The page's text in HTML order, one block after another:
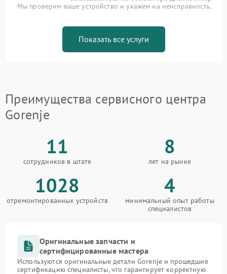
Мы проверим ваше устройство и укажем на неисправность.
Показать все услуги
Преимущества сервисного центра
Gorenje
11
сотрудников в штате
8
лет на рынке
1028
отремонтированных устройств
4
минимальный опыт работы
специалистов
Оригинальные запчасти и
сертифицированные мастера
Используются оригинальные детали Gorenje и прошедшие
сертификацию специалисты, что гарантирует корректную